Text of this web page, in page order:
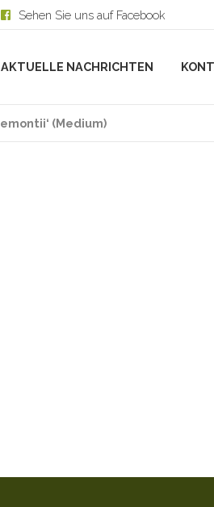
Sehen Sie uns auf Facebook
AKTUELLE NACHRICHTEN
(Medium)